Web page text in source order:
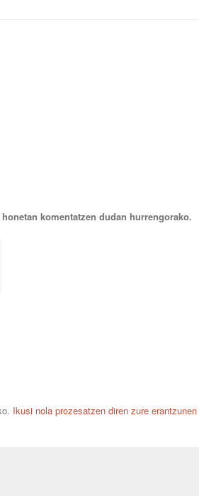
komentatzen dudan hurrengorako.
Ikusi nola prozesatzen diren zure